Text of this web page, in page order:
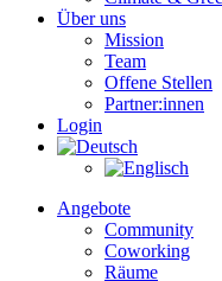
Über uns
Mission
Team
Offene Stellen
Partner:innen
Login
Angebote
Community
Coworking
Räume